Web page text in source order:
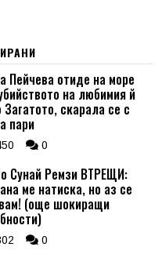
Пейчева отиде на море
на любимия й
скарала се с
пари
0
Сунай Ремзи ВТРЕЩИ:
ме натиска, но аз се
(още шокиращи
0